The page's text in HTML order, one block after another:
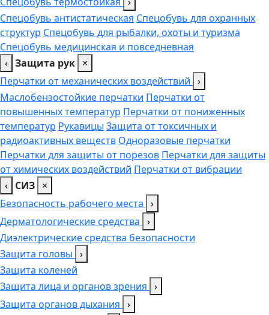
Спецобувь антистатическая Спецобувь для охранных
структур Спецобувь для рыбалки, охоты и туризма
Спецобувь медицинская и повседневная
‹ Защита рук ×
Перчатки от механических воздействий ›
Маслобензостойкие перчатки Перчатки от
повышенных температур Перчатки от пониженных
температур Рукавицы Защита от токсичных и
радиоактивных веществ Одноразовые перчатки
Перчатки для защиты от порезов Перчатки для защиты
от химических воздействий Перчатки от вибрации
‹ СИЗ ×
Безопасность рабочего места ›
Дерматологические средства ›
Диэлектрические средства безопасности
Защита головы ›
Защита коленей
Защита лица и органов зрения ›
Защита органов дыхания ›